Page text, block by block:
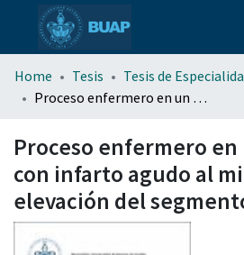
menu.section.about_menu
Home Tesis
Tesis de
Proceso enfermero en un paciente con infarto agudo al miocardio con elevación del segmento ST
Proceso enfermero
con infarto agudo al
elevación del